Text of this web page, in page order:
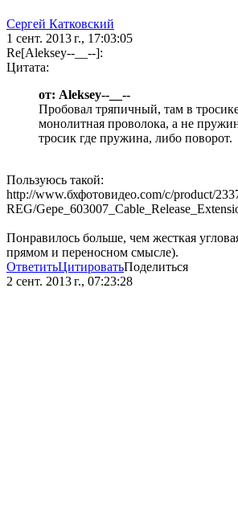
Сергей Катковский
1 сент. 2013 г., 17:03:05
Re[Aleksey--__--]:
Цитата:
от: Aleksey--__--
Пробовал тряпичный, там в
монолитная проволока, а не
тросик где пружина, либо поворот.
Пользуюсь такой:
http://www.бхфотовидео.com/c/product/
REG/
Понравилось больше, чем жесткая
прямом и переносном смысле).
ОтветитьЦитироватьПоделиться
2 сент. 2013 г., 07:23:28